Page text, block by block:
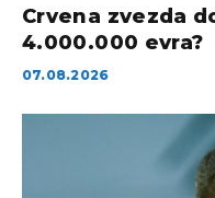
Crvena zvezda
4.000.000 evra?
07.08.2026